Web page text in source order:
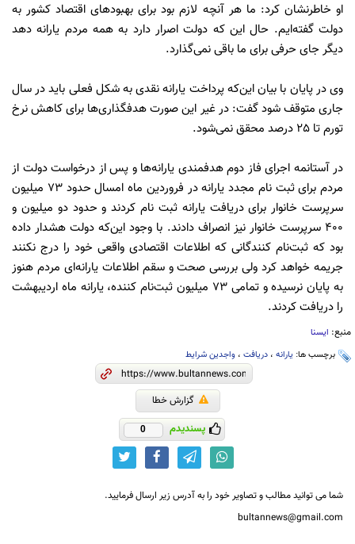
او خاطرنشان کرد: ما هر آنچه لازم بود برای بهبودهای اقتصاد کشور به
دولت گفته‌ایم. حال این که دولت اصرار دارد به همه مردم یارانه دهد
دیگر جای حرفی برای ما باقی نمی‌گذارد.
وی در پایان با بیان این‌که پرداخت یارانه نقدی به شکل فعلی باید در سال
جاری متوقف شود گفت:‌ در غیر این صورت هدفگذاری‌ها برای کاهش نرخ
تورم تا 25 درصد محقق نمی‌شود.
در آستانمه اجرای فاز دوم هدفمندی یارانه‌ها و پس از درخواست دولت از
مردم برای ثبت نام مجدد یارانه در فروردین ماه امسال حدود 73 میلیون
سرپرست خانوار برای دریافت یارانه ثبت نام کردند و حدود دو میلیون و
400 سرپرست خانوار نیز انصراف دادند. با وجود این‌که دولت هشدار داده
بود که ثبت‌نام کنندگانی که اطلاعات اقتصادی واقعی خود را درج نکنند
جریمه خواهد کرد ولی بررسی صحت و سقم اطلاعات یارانه‌ای مردم هنوز
به پایان نرسیده و تمامی 73 میلیون ثبت‌نام کننده، یارانه ماه اردیبهشت
را دریافت کردند.
منبع: ایسنا
برچسب ها: یارانه ، دریافت ، واجدین شرایط
گزارش خطا
پسندیدم 0
شما می توانید مطالب و تصاویر خود را به آدرس زیر ارسال فرمایید.
bultannews@gmail.com